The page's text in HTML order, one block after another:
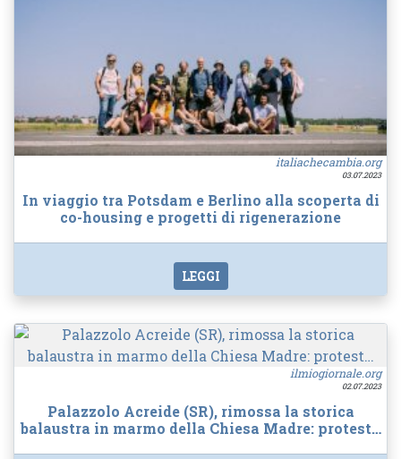
italiachecambia.org
03.07.2023
In viaggio tra Potsdam e Berlino alla scoperta di
co-housing e progetti di rigenerazione
LEGGI
ilmiogiornale.org
02.07.2023
Palazzolo Acreide (SR), rimossa la storica
balaustra in marmo della Chiesa Madre: protest…